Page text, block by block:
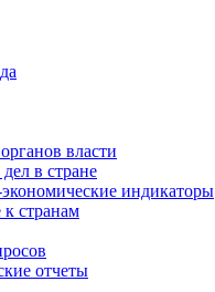
власти
в стране
индикаторы
странам
отчеты